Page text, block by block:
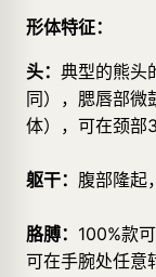
形体特征：
头： 典型的熊头
同），腮唇部微
体），可在颈部
躯干： 腹部隆起
胳膊： 100%款
可在手腕处任意